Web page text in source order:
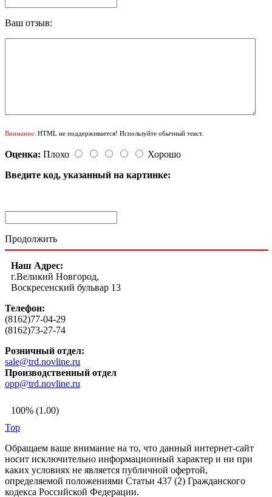
Ваш отзыв:
Внимание: HTML не поддерживается! Используйте обычный текст.
Оценка: Плохо
Хорошо
Введите код, указанный на картинке:
Продолжить
Наш Адрес:
г.Великий Новгород,
Воскресенский бульвар 13
Телефон:
(8162)77-04-29
(8162)73-27-74
Розничный отдел:
sale@trd.novline.ru
Производственный отдел
opp@trd.novline.ru
100% (1.00)
Top
Обращаем ваше внимание на то, что данный интернет-сайт
носит исключительно информационный характер и ни при
каких условиях не является публичной офертой,
определяемой положениями Статьи 437 (2) Гражданского
кодекса Российской Федерации.